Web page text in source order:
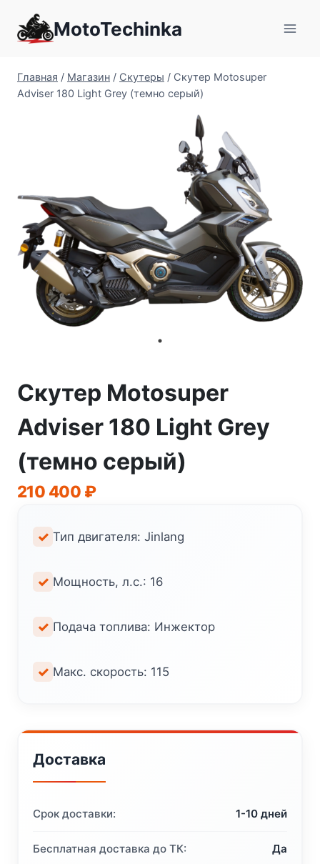
содержимому
MotoTechinka
Главная / Магазин / Скутеры / Скутер Motosuper
Adviser 180 Light Grey (темно серый)
Скутер Motosuper
Adviser 180 Light Grey
(темно серый)
210 400 ₽
Тип двигателя: Jinlang
Мощность, л.с.: 16
Подача топлива: Инжектор
Макс. скорость: 115
Доставка
Срок доставки: 1-10 дней
Бесплатная доставка до ТК: Да